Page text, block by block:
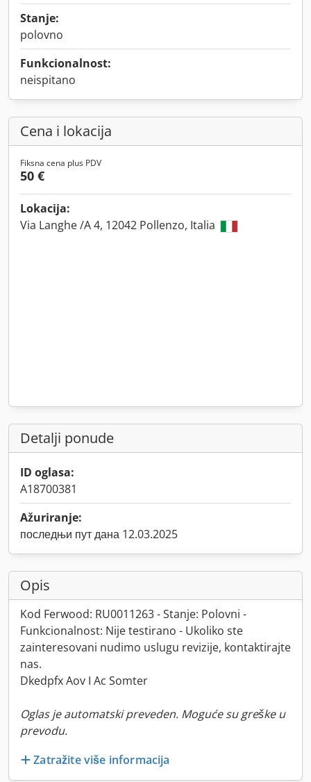
Stanje:
polovno
Funkcionalnost:
neispitano
Cena i lokacija
Fiksna cena plus PDV
50 €
Lokacija:
Via Langhe /A 4, 12042 Pollenzo, Italia
Detalji ponude
ID oglasa:
A18700381
Ažuriranje:
последњи пут дана 12.03.2025
Opis
Kod Ferwood: RU0011263 - Stanje: Polovni -
Funkcionalnost: Nije testirano - Ukoliko ste
zainteresovani nudimo uslugu revizije, kontaktirajte
nas.
Dkedpfx Aov I Ac Somter
Oglas je automatski preveden. Moguće su greške u
prevodu.
Zatražite više informacija